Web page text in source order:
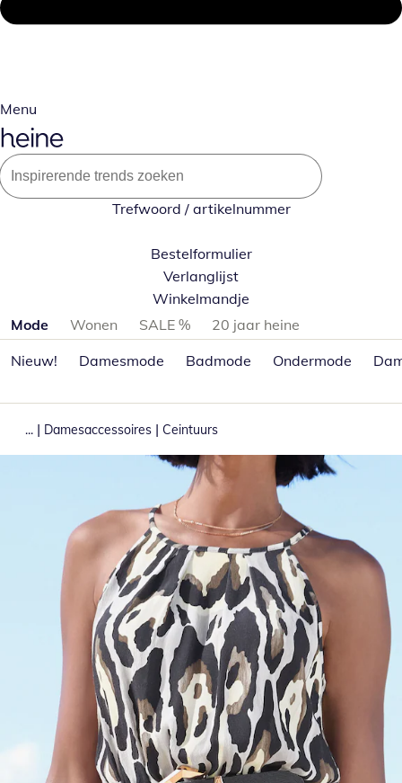
Menu
Trefwoord / artikelnummer
Bestelformulier
Verlanglijst
Winkelmandje
Productcategorieën overslaan
Mode Wonen SALE %
20 jaar heine
Nieuw!
Damesmode Badmode Ondermode
... | Damesaccessoires | Ceintuurs